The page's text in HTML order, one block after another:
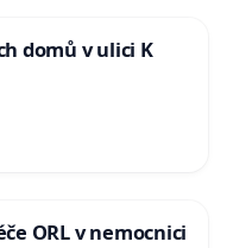
domů v ulici K
ORL v nemocnici